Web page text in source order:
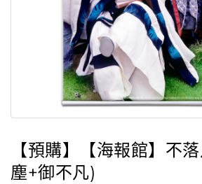
【預購】【海報館】不
塵+御不凡)